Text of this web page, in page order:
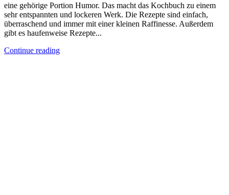
eine gehörige Portion Humor. Das macht das Kochbuch zu einem
sehr entspannten und lockeren Werk. Die Rezepte sind einfach,
überraschend und immer mit einer kleinen Raffinesse. Außerdem
gibt es haufenweise Rezepte...
Continue reading